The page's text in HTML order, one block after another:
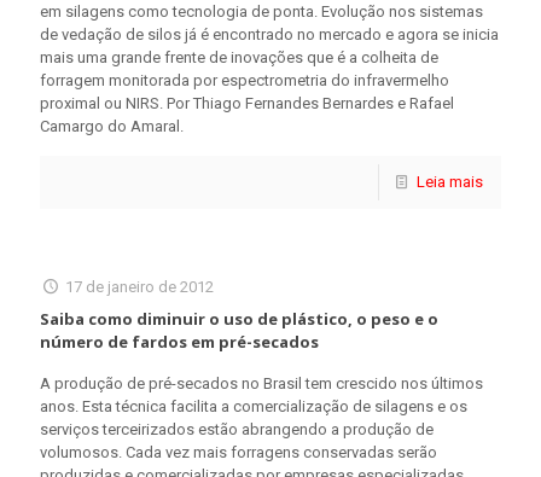
em silagens como tecnologia de ponta. Evolução nos sistemas
de vedação de silos já é encontrado no mercado e agora se inicia
mais uma grande frente de inovações que é a colheita de
forragem monitorada por espectrometria do infravermelho
proximal ou NIRS. Por Thiago Fernandes Bernardes e Rafael
Camargo do Amaral.
Leia mais
17 de janeiro de 2012
Saiba como diminuir o uso de plástico, o peso e o
número de fardos em pré-secados
A produção de pré-secados no Brasil tem crescido nos últimos
anos. Esta técnica facilita a comercialização de silagens e os
serviços terceirizados estão abrangendo a produção de
volumosos. Cada vez mais forragens conservadas serão